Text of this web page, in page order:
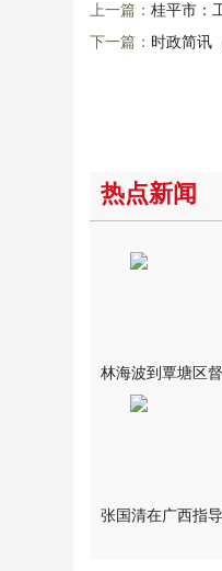
上一篇： 桂平市：
下一篇： 时政简讯
热点新闻